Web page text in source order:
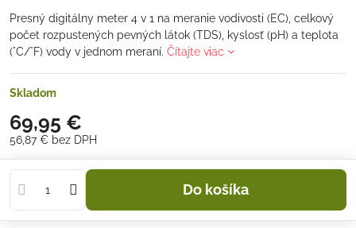
Presný digitálny meter 4 v 1 na meranie vodivosti (EC), celkový
počet rozpustených pevných látok (TDS), kyslosť (pH) a teplota
(°C/°F) vody v jednom meraní. Čítajte viac
Skladom
69,95 €
56,87 € bez DPH
Do košíka